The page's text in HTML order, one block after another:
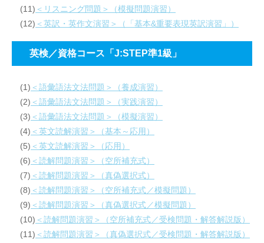
(11) ＜リスニング問題＞（模擬問題演習）
(12) ＜英訳・英作文演習＞（「基本&重要表現英訳演習」）
英検／資格コース「J:STEP準1級」
(1) ＜語彙語法文法問題＞（養成演習）
(2) ＜語彙語法文法問題＞（実践演習）
(3) ＜語彙語法文法問題＞（模擬演習）
(4) ＜英文読解演習＞（基本～応用）
(5) ＜英文読解演習＞（応用）
(6) ＜読解問題演習＞（空所補充式）
(7) ＜読解問題演習＞（真偽選択式）
(8) ＜読解問題演習＞（空所補充式／模擬問題）
(9) ＜読解問題演習＞（真偽選択式／模擬問題）
(10) ＜読解問題演習＞（空所補充式／受検問題・解答解説版）
(11) ＜読解問題演習＞（真偽選択式／受検問題・解答解説版）